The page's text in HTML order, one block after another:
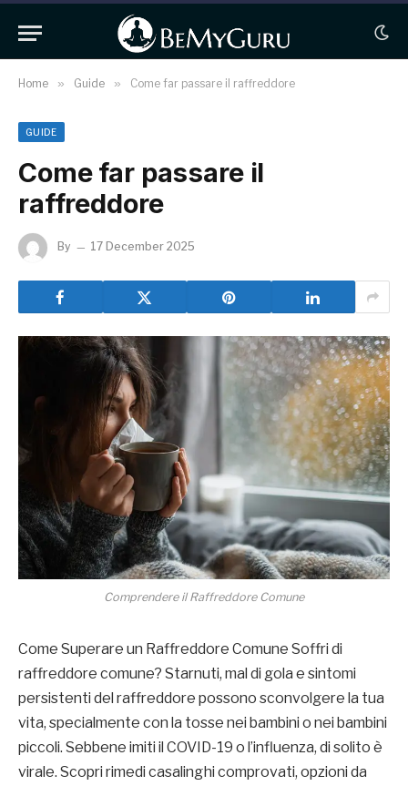
Home » Guide » Come far passare il raffreddore
GUIDE
Come far passare il
raffreddore
By 17 December 2025
Comprendere il Raffreddore Comune
Come Superare un Raffreddore Comune Soffri di
raffreddore comune? Starnuti, mal di gola e sintomi
persistenti del raffreddore possono sconvolgere la tua
vita, specialmente con la tosse nei bambini o nei bambini
piccoli. Sebbene imiti il COVID-19 o l’influenza, di solito è
virale. Scopri rimedi casalinghi comprovati, opzioni da